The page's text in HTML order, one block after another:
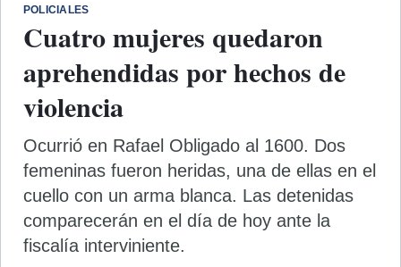
POLICIALES
Cuatro mujeres quedaron
aprehendidas por hechos de
violencia
Ocurrió en Rafael Obligado al 1600. Dos
femeninas fueron heridas, una de ellas en el
cuello con un arma blanca. Las detenidas
comparecerán en el día de hoy ante la
fiscalía interviniente.